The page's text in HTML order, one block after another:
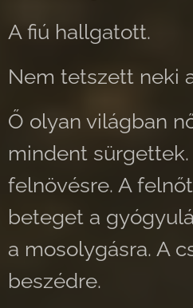
A fiú hallgatott.
Nem tetszett neki
Ő olyan világban
mindent
felnövésre. A
beteget a
a mosolygásra. A
beszédre.